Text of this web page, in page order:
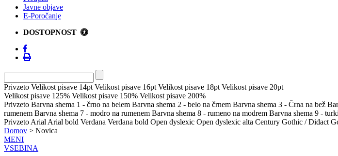
Javne objave
E-Poročanje
DOSTOPNOST
Privzeto Velikost pisave 14pt Velikost pisave 16pt Velikost pisave 18pt Velikost pisave 20pt
Velikost pisave 125% Velikost pisave 150% Velikost pisave 200%
Privzeto Barvna shema 1 - črno na belem Barvna shema 2 - belo na črnem Barvna shema 3 - Črna na bež
rumenem Barvna shema 7 - modro na rumenem Barvna shema 8 - rumeno na modrem Barvna shema 9 -
Privzeto Arial Arial bold Verdana Verdana bold Open dyslexic Open dyslexic alta Century Gothic / Didact
Domov > Novica
MENI
VSEBINA